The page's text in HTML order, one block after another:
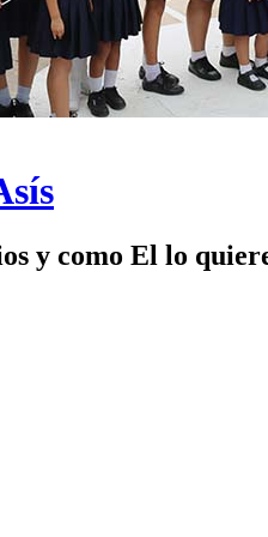
y como El lo